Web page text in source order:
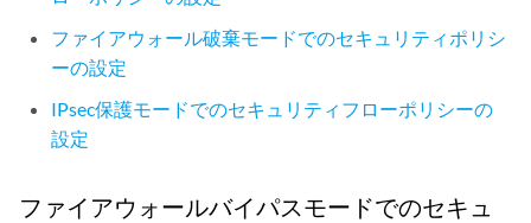
ファイアウォール破棄モードでのセキュリティポリシ
ーの設定
IPsec保護モードでのセキュリティフローポリシーの
設定
ファイアウォールバイパスモードでのセキュ